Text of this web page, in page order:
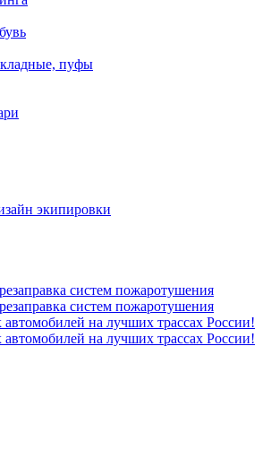
пуфы
экипировки
систем пожаротушения
систем пожаротушения
на лучших трассах России!
на лучших трассах России!